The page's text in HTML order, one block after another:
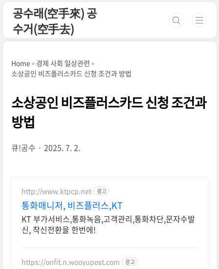
공수래(空手來) 공
수거(空手去)
Home
경제 사회 일상관련
소상공인 비즈플러스카드 신청 조건과 방법
소상공인 비즈플러스카드 신청 조건과
방법
큐!공수 2025. 7. 2.
http://www.ktpcp.net 광고
통화매니저, 비즈플러스,KT
KT 부가서비스,통화녹음,고객관리,통화차단,문자수발
신, 착신전환을 한번에!
https://onfit.n.wooyupost.com 광고